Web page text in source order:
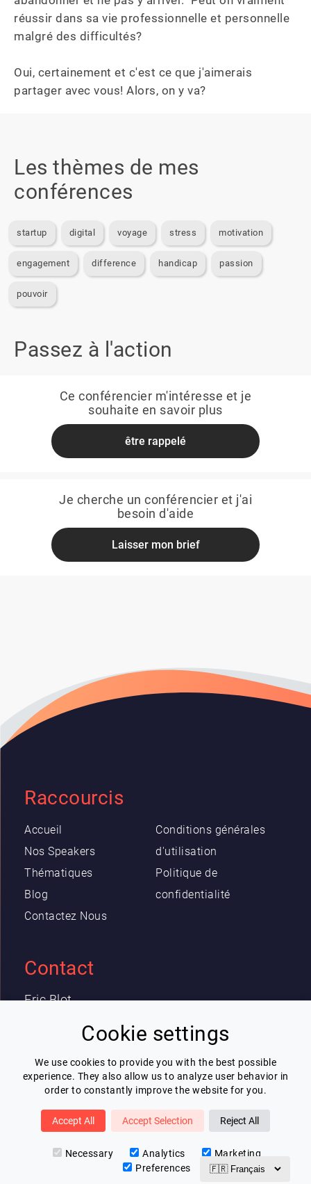
Cookie settings
We use cookies to provide you with the best possible
experience. They also allow us to analyze user behavior in
order to constantly improve the website for you.
Accept All Accept Selection Reject All
Necessary Analytics
Marketing
Preferences
réussir dans sa vie professionnelle et personnelle
malgré des difficultés?
Oui, certainement et c'est ce que j'aimerais
partager avec vous! Alors, on y va?
Les thèmes de mes
conférences
startup digital voyage stress motivation
engagement difference handicap passion
pouvoir
Passez à l'action
Ce conférencier m'intéresse et je
souhaite en savoir plus
être rappelé
Je cherche un conférencier et j'ai
besoin d'aide
Laisser mon brief
Raccourcis
Accueil
Nos Speakers
Thématiques
Blog
Contactez Nous
Conditions générales
d'utilisation
Politique de
confidentialité
Contact
Eric Blot
Newsletter
Lespeakers
Je m'inscris